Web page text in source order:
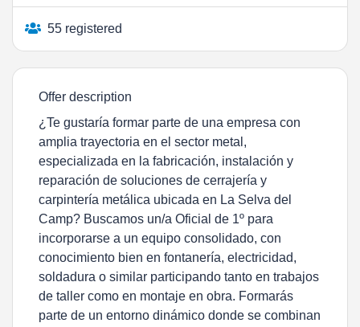
55 registered
Offer description
¿Te gustaría formar parte de una empresa con
amplia trayectoria en el sector metal,
especializada en la fabricación, instalación y
reparación de soluciones de cerrajería y
carpintería metálica ubicada en La Selva del
Camp? Buscamos un/a Oficial de 1º para
incorporarse a un equipo consolidado, con
conocimiento bien en fontanería, electricidad,
soldadura o similar participando tanto en trabajos
de taller como en montaje en obra. Formarás
parte de un entorno dinámico donde se combinan